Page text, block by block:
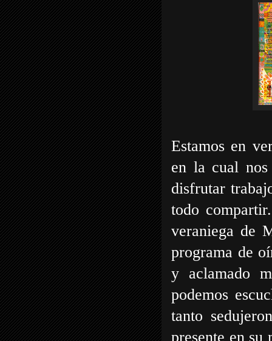
Estamos en
en la cual nos
disfrutar
todo
veraniega de
programa de
y aclamado
podemos
tanto
presente en su